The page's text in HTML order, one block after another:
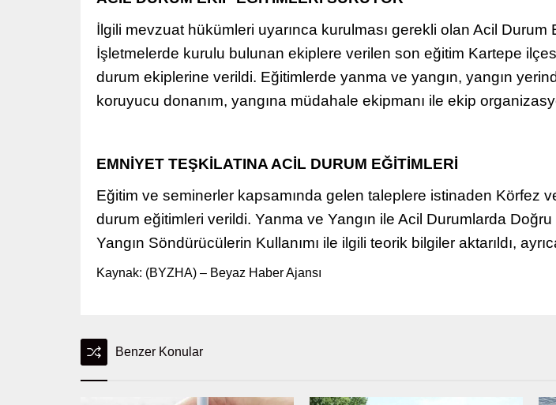
İlgili mevzuat hükümleri uyarınca kurulması gerekli olan Acil
İşletmelerde kurulu bulunan ekiplere verilen son eğitim Kartepe
durum ekiplerine verildi. Eğitimlerde yanma ve yangın, yangın
koruyucu donanım, yangına müdahale ekipmanı ile ekip
EMNİYET TEŞKİLATINA ACİL DURUM EĞİTİMLERİ
Eğitim ve seminerler kapsamında gelen taleplere istinaden Körfez
durum eğitimleri verildi. Yanma ve Yangın ile Acil Durumlarda Doğru
Yangın Söndürücülerin Kullanımı ile ilgili teorik bilgiler aktarıldı,
Kaynak: (BYZHA) – Beyaz Haber Ajansı
Benzer Konular